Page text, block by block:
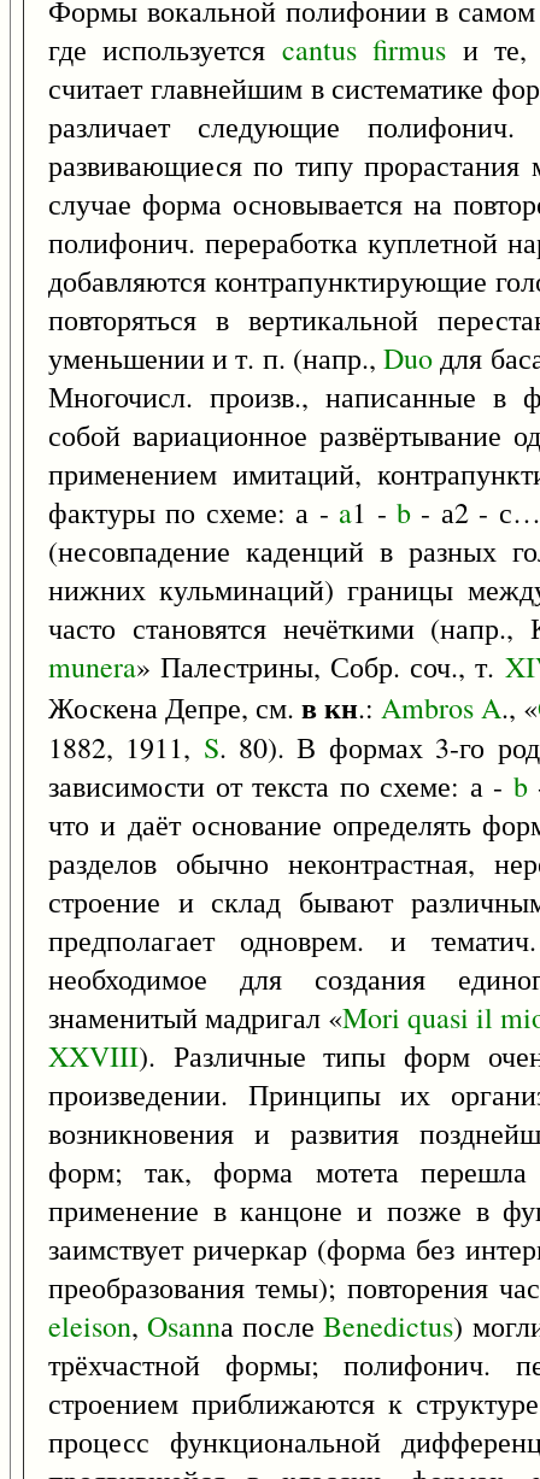
Формы вокальной полифонии в
где используется cantus firmus и те,
считает главнейшим в систематике
различает следующие
развивающиеся по типу
случае форма основывается на
полифонич. переработка куплетной
добавляются контрапунктирующие
повторяться в вертикальной
уменьшении и т. п. (напр.,Duoдля
Многочисл. произв., написанные в
собой вариационное
применением имитаций,
фактуры по схеме: а - a1 -b - а2 - с….
(несовпадение каденций в разных
нижних кульминаций) границы
часто становятся нечёткими (напр.,
munera» Палестрины, Собр. соч., т.
Жоскена Депре, см. в кн.: AmbrosA., «
1882, 1911, S. 80). В формах 3-го
зависимости от текста по схеме: а - b
что и даёт основание определять
разделов обычно неконтрастная,
строение и склад бывают
предполагает одноврем. и
необходимое для создания
знаменитый мадригал «Mori quasi il
XXVIII). Различные типы форм
произведении. Принципы их
возникновения и развития
форм; так, форма мотета
применение в канцоне и позже в
заимствует ричеркар (форма без
преобразования темы); повторения
eleison,Osannа послеBenedictus)
трёхчастной формы; полифонич.
строением приближаются к
процесс функциональной